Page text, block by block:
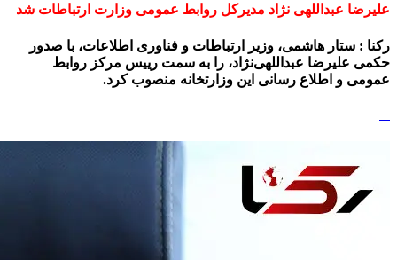
علیرضا عبداللهی نژاد مدیرکل روابط عمومی وزارت ارتباطات شد
رکنا : ستار هاشمی، وزیر ارتباطات و فناوری اطلاعات، با صدور
حکمی علیرضا عبداللهی‌نژاد، را به سمت رییس مرکز روابط
عمومی و اطلاع رسانی این وزارتخانه منصوب کرد.